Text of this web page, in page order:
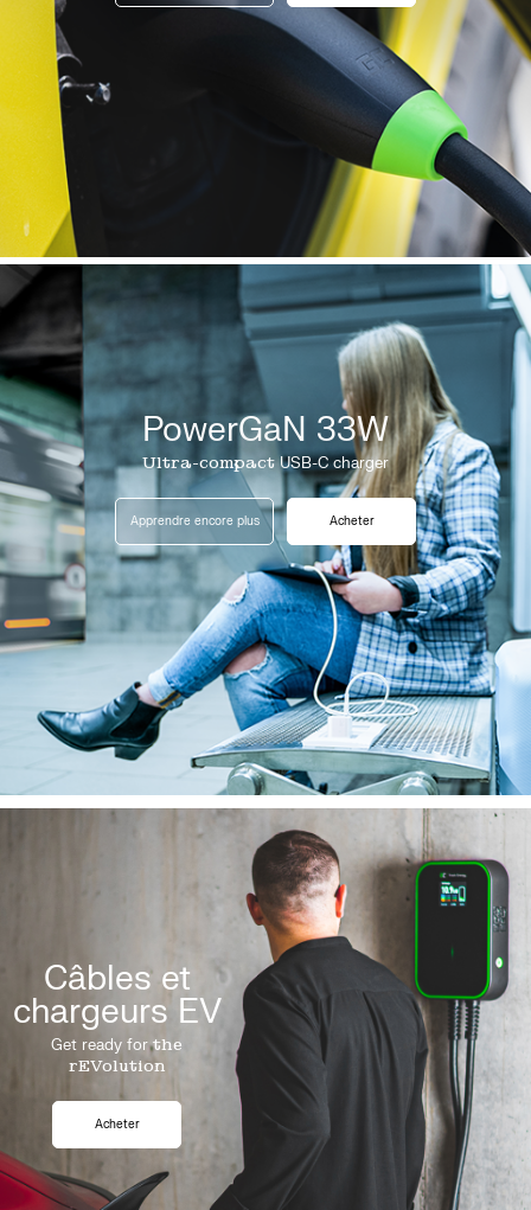
PowerGaN 33W
Ultra-compactUSB-C charger
Apprendre encore plus Acheter
Câbles et
chargeurs EV
Get ready forthe
rEVolution
Acheter